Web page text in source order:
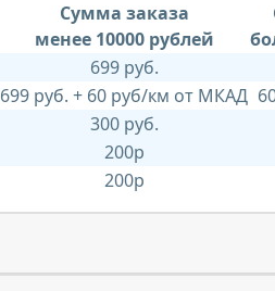
Сумма заказа
менее 10000 рублей
699 руб.
699 руб. + 60 руб/км от МКАД
300 руб.
200р
200р